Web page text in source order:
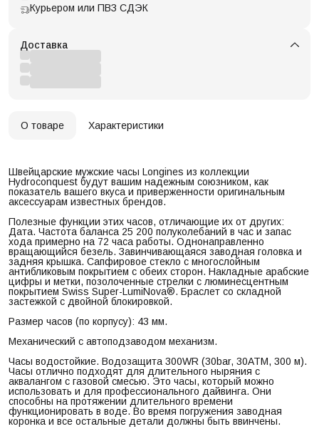
Курьером или ПВЗ СДЭК
Доставка
О товаре Характеристики
Швейцарские мужские часы Longines из коллекции
Hydroconquest будут вашим надежным союзником, как
показатель вашего вкуса и приверженности оригинальным
аксессуарам известных брендов.
Полезные функции этих часов, отличающие их от других:
Дата. Частота баланса 25 200 полуколебаний в час и запас
хода примерно на 72 часа работы. Однонаправленно
вращающийся безель. Завинчивающаяся заводная головка и
задняя крышка. Сапфировое стекло с многослойным
антибликовым покрытием с обеих сторон. Накладные арабские
цифры и метки, позолоченные стрелки с люминесцентным
покрытием Swiss Super-LumiNova®. Браслет со складной
застежкой с двойной блокировкой.
Размер часов (по корпусу): 43 мм.
Механический с автоподзаводом механизм.
Часы водостойкие. Водозащита 300WR (30bar, 30ATM, 300 м).
Часы отлично подходят для длительного ныряния с
аквалангом с газовой смесью. Это часы, который можно
использовать и для профессионального дайвинга. Они
способны на протяжении длительного времени
функционировать в воде. Во время погружения заводная
коронка и все остальные детали должны быть ввинчены.